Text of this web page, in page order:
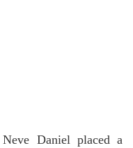
Daniel placed a